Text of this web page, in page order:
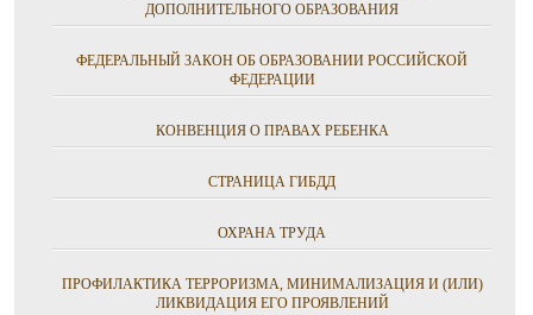
ДОПОЛНИТЕЛЬНОГО ОБРАЗОВАНИЯ
ФЕДЕРАЛЬНЫЙ ЗАКОН ОБ ОБРАЗОВАНИИ РОССИЙСКОЙ
ФЕДЕРАЦИИ
КОНВЕНЦИЯ О ПРАВАХ РЕБЕНКА
СТРАНИЦА ГИБДД
ОХРАНА ТРУДА
ПРОФИЛАКТИКА ТЕРРОРИЗМА, МИНИМАЛИЗАЦИЯ И (ИЛИ)
ЛИКВИДАЦИЯ ЕГО ПРОЯВЛЕНИЙ